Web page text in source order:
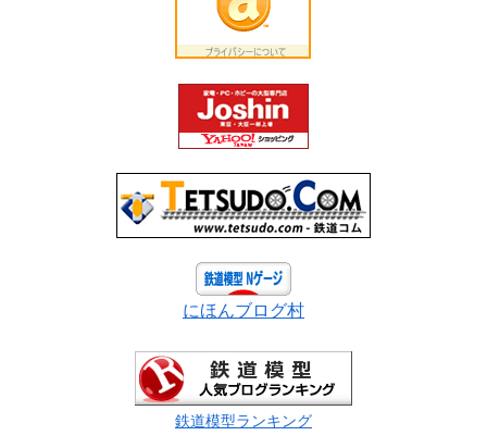
にほんブログ村
鉄道模型ランキング